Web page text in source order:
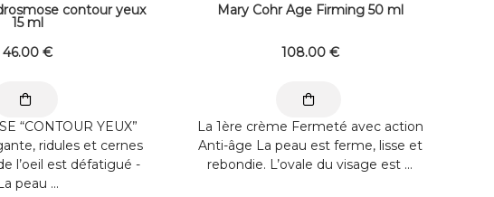
contour yeux
15 ml
46.00 €
“CONTOUR YEUX”
ridules et cernes
l’oeil est défatigué -
peau ...
Mary Cohr Age Firming 50 ml
108.00 €
La 1ère crème Fermeté avec action
Anti-âge La peau est ferme, lisse et
rebondie. L’ovale du visage est ...